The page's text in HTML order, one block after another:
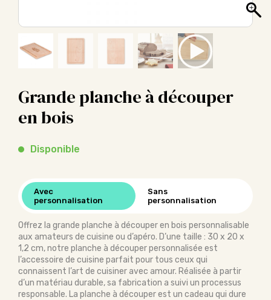
Grande planche à découper
en bois
Disponible
Avec
personnalisation
Sans
personnalisation
Offrez la grande planche à découper en bois personnalisable
aux amateurs de cuisine ou d’apéro. D’une taille : 30 x 20 x
1,2 cm, notre planche à découper personnalisée est
l’accessoire de cuisine parfait pour tous ceux qui
connaissent l’art de cuisiner avec amour. Réalisée à partir
d’un matériau durable, sa fabrication a suivi un processus
responsable. La planche à découper est un cadeau qui dure